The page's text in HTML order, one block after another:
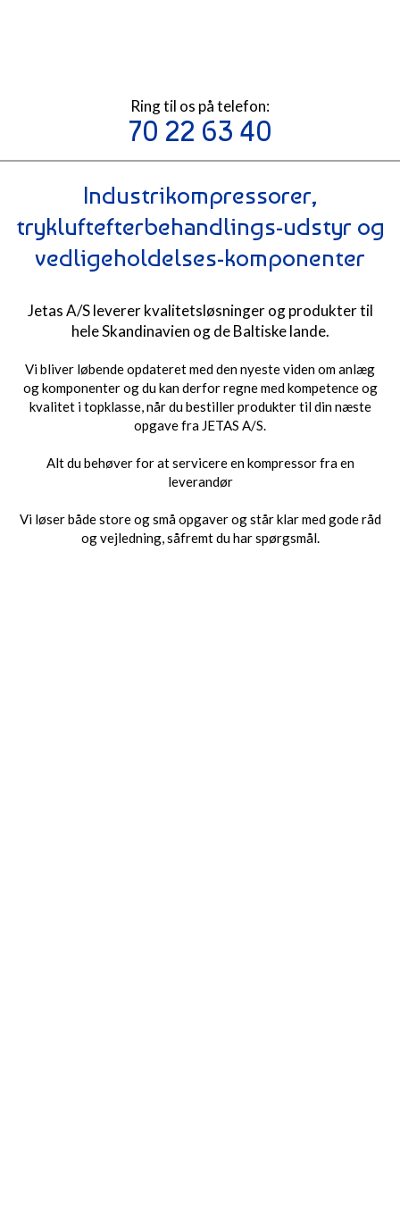
Ring til os på telefon​:
70 22 63 40
Industrikompressorer,
trykluftefterbehandlings-udstyr og
vedligeholdelses-komponenter
​Jetas A/S leverer kvalitetsløsninger og produkter til
hele Skandinavien og de Baltiske lande.
Vi bliver løbende opdateret med den nyeste viden om anlæg
og komponenter og du kan derfor regne med kompetence og
kvalitet i topklasse, når du bestiller produkter til din næste
opgave fra JETAS A/S.
Alt du behøver for at servicere en kompressor fra en
leverandør
Vi løser både store og små opgaver og står klar med gode råd
og vejledning, såfremt du har spørgsmål.